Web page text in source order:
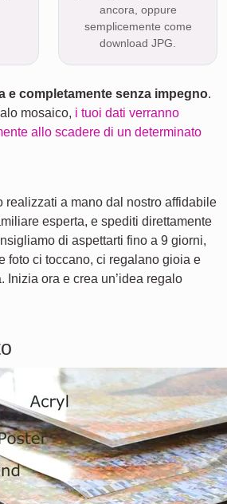
ancora, oppure
semplicemente come
download JPG.
e completamente senza impegno.
mosaico, i tuoi dati verranno
allo scadere di un determinato
realizzati a mano dal nostro affidabile
esperta, e spediti direttamente
di aspettarti fino a 9 giorni,
foto ci toccano, ci regalano gioia e
Inizia ora e crea un’idea regalo